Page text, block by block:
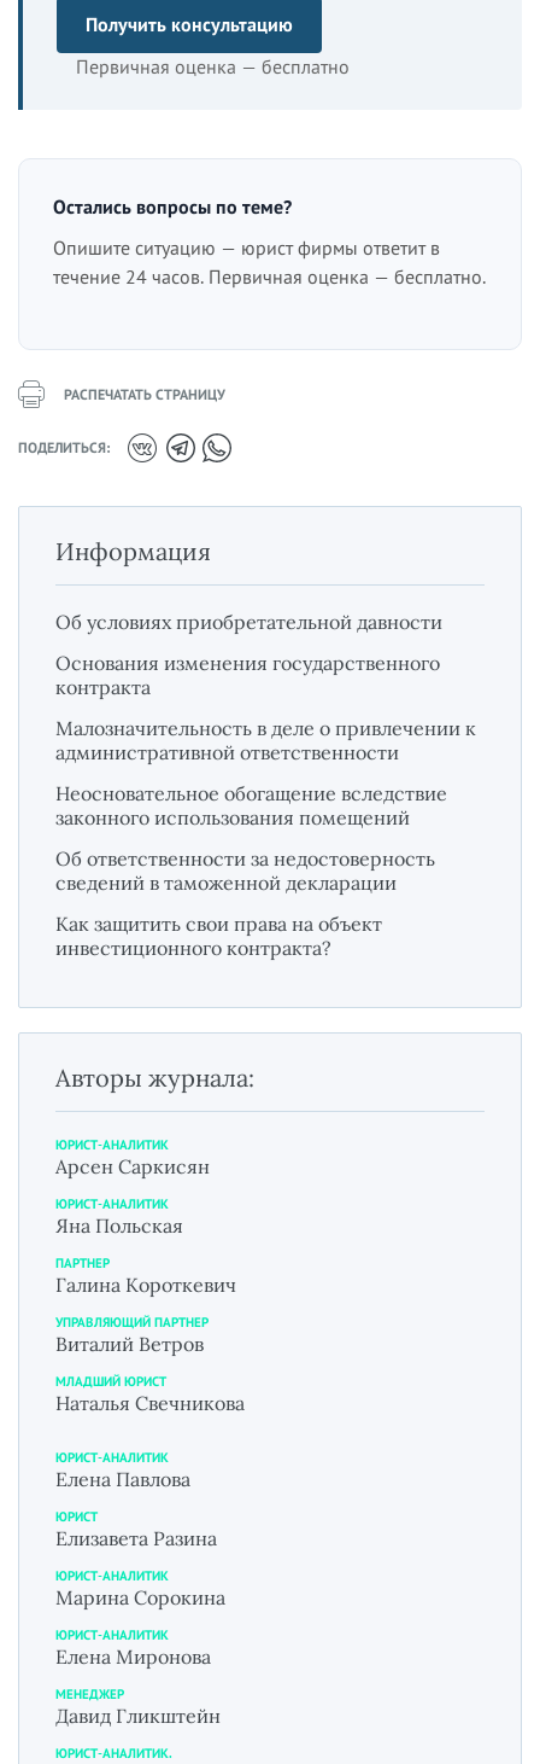
Получить консультацию
Первичная оценка — бесплатно
Остались вопросы по теме?
Опишите ситуацию — юрист фирмы ответит в
течение 24 часов. Первичная оценка — бесплатно.
РАСПЕЧАТАТЬ СТРАНИЦУ
ПОДЕЛИТЬСЯ:
Информация
Об условиях приобретательной давности
Основания изменения государственного
контракта
Малозначительность в деле о привлечении к
административной ответственности
Неосновательное обогащение вследствие
законного использования помещений
Об ответственности за недостоверность
сведений в таможенной декларации
Как защитить свои права на объект
инвестиционного контракта?
Авторы журнала:
ЮРИСТ-АНАЛИТИК
Арсен Саркисян
ЮРИСТ-АНАЛИТИК
Яна Польская
ПАРТНЕР
Галина Короткевич
УПРАВЛЯЮЩИЙ ПАРТНЕР
Виталий Ветров
МЛАДШИЙ ЮРИСТ
Наталья Свечникова
ЮРИСТ-АНАЛИТИК
Елена Павлова
ЮРИСТ
Елизавета Разина
ЮРИСТ-АНАЛИТИК
Марина Сорокина
ЮРИСТ-АНАЛИТИК
Елена Миронова
МЕНЕДЖЕР
Давид Гликштейн
ЮРИСТ-АНАЛИТИК.